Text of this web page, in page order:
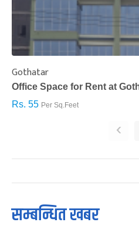
Gothatar
Office Space for Rent at
Rs. 55 Per Sq.Feet
‹
सम्बन्धित खबर